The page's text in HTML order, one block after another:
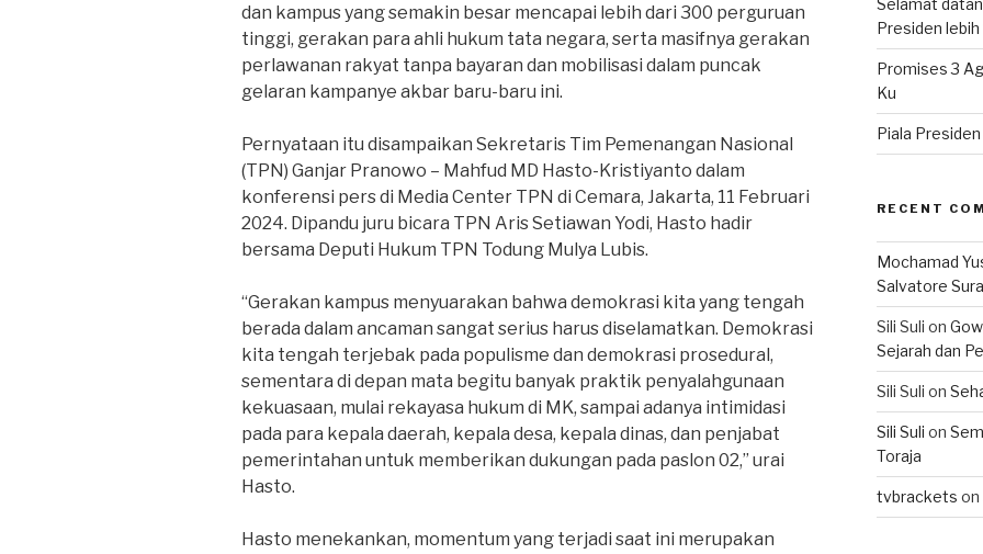
dan kampus yang semakin besar mencapai lebih dari 300 perguruan
tinggi, gerakan para ahli hukum tata negara, serta masifnya gerakan
perlawanan rakyat tanpa bayaran dan mobilisasi dalam puncak
gelaran kampanye akbar baru-baru ini.
Pernyataan itu disampaikan Sekretaris Tim Pemenangan Nasional
(TPN) Ganjar Pranowo – Mahfud MD Hasto-Kristiyanto dalam
konferensi pers di Media Center TPN di Cemara, Jakarta, 11 Februari
2024. Dipandu juru bicara TPN Aris Setiawan Yodi, Hasto hadir
bersama Deputi Hukum TPN Todung Mulya Lubis.
“Gerakan kampus menyuarakan bahwa demokrasi kita yang tengah
berada dalam ancaman sangat serius harus diselamatkan. Demokrasi
kita tengah terjebak pada populisme dan demokrasi prosedural,
sementara di depan mata begitu banyak praktik penyalahgunaan
kekuasaan, mulai rekayasa hukum di MK, sampai adanya intimidasi
pada para kepala daerah, kepala desa, kepala dinas, dan penjabat
pemerintahan untuk memberikan dukungan pada paslon 02,” urai
Hasto.
Hasto menekankan, momentum yang terjadi saat ini merupakan
Selamat
Presiden lebih
Promises 3
Ku
Piala
RECENT
Mochamad
Salvatore
Sili Suli on
Sejarah dan
Sili Suli on
Sili Suli on
Toraja
tvbrackets on